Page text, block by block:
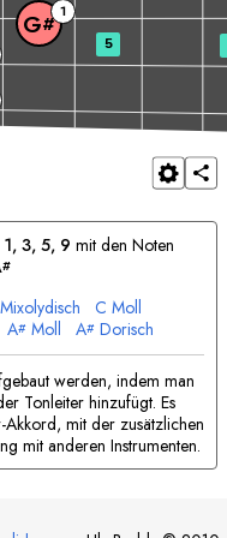
G# 1
5
1, 3, 5, 9 mit den Noten
#
Mixolydisch C Moll
A# Moll A# Dorisch
werden, indem man
Tonleiter hinzufügt. Es
mit der zusätzlichen
mit anderen Instrumenten.